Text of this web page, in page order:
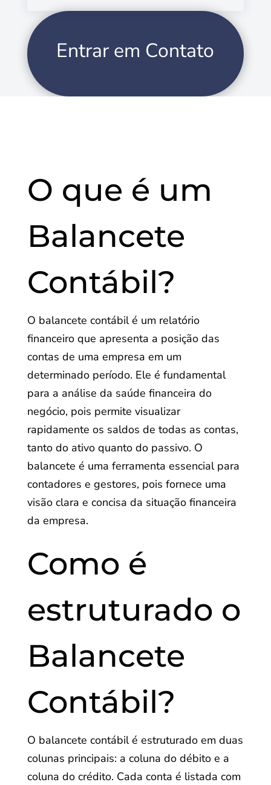
Entrar em Contato
O que é um
Balancete
Contábil?
O balancete contábil é um relatório
financeiro que apresenta a posição das
contas de uma empresa em um
determinado período. Ele é fundamental
para a análise da saúde financeira do
negócio, pois permite visualizar
rapidamente os saldos de todas as contas,
tanto do ativo quanto do passivo. O
balancete é uma ferramenta essencial para
contadores e gestores, pois fornece uma
visão clara e concisa da situação financeira
da empresa.
Como é
estruturado o
Balancete
Contábil?
O balancete contábil é estruturado em duas
colunas principais: a coluna do débito e a
coluna do crédito. Cada conta é listada com